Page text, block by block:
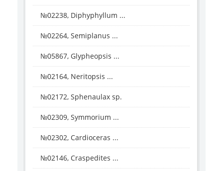
№02238, Diphyphyllum ...
№02264, Semiplanus ...
№05867, Glypheopsis ...
№02164, Neritopsis ...
№02172, Sphenaulax sp.
№02309, Symmorium ...
№02302, Cardioceras ...
№02146, Craspedites ...